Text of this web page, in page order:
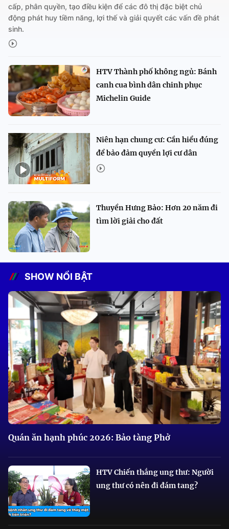
cấp, phân quyền, tạo điều kiện để các đô thị đặc biệt chủ
động phát huy tiềm năng, lợi thế và giải quyết các vấn đề phát
sinh.
HTV Thành phố không ngủ: Bánh
canh cua bình dân chinh phục
Michelin Guide
Niên hạn chung cư: Cần hiểu đúng
để bảo đảm quyền lợi cư dân
Thuyền Hưng Bảo: Hơn 20 năm đi
tìm lời giải cho đất
SHOW NỔI BẬT
Quán ăn hạnh phúc 2026: Bảo tàng Phở
HTV Chiến thắng ung thư: Người
ung thư có nên đi đám tang?